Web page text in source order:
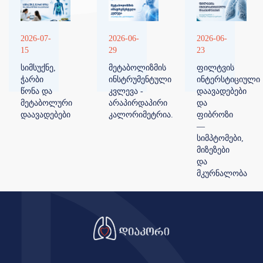
2026-07-
15
სიმსუქნე,
ჭარბი
წონა და
მეტაბოლური
დაავადებები
2026-06-
29
მეტაბოლიზმის
ინსტრუმენტული
კვლევა -
არაპირდაპირი
კალორიმეტრია.
2026-06-
23
ფილტვის
ინტერსტიციული
დაავადებები
და
ფიბროზი
—
სიმპტომები,
მიზეზები
და
მკურნალობა